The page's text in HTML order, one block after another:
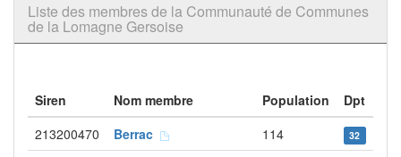
Liste des membres de la Communauté de Communes
de la Lomagne Gersoise
Siren Nom membre Population
Dpt
213200470
Berrac 114 32